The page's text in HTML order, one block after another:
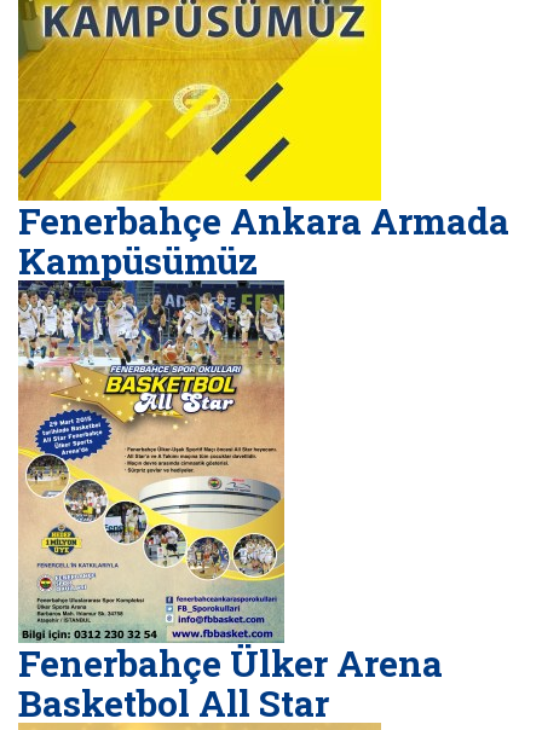
Fenerbahçe Ankara Armada
Kampüsümüz
Fenerbahçe Ülker Arena
Basketbol All Star